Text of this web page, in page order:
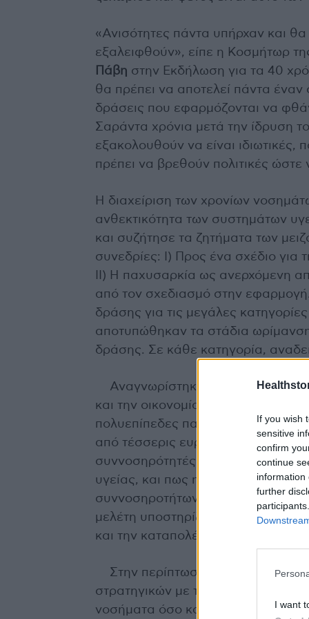
If you wish
sensitive
confirm
continue
information
further
I want
«Ανισότητες πάντα υπήρχαν και
εξαλειφθούν», είπε η Κοσμήτωρ
Πάβη στην Εκδήλωση για τα 40
θα πρέπει να αποτελεί πάντα έναν
δράσεις που εφαρμόζονται να
Σαράντα χρόνια μετά την ίδρυση
εξακολουθούν να είναι
πρέπει να βρεθούν πολιτικές ώστε
Η διαχείριση των χρονίων
ανθεκτικότητα των συστημάτων
και συζήτησε τα ζητήματα των
συνεδρίες: Ι) Προς ένα σχέδιο για
ΙΙ) Η παχυσαρκία ως ανερχόμενη
από τον σχεδιασμό στην
δράσης για τις μεγάλες
αποτυπώθηκαν τα στάδια
δράσης. Σε κάθε κατηγορία,
Αναγνωρίστηκε πως η
και την οικονομία, και ότι είναι
πολυεπίπεδες παρεμβάσεις. Κατά
από τέσσερις ευρωπαϊκές χώρες η
συννοσηρότητές της προκαλούν
υγείας, και πως η πρόληψη ή και
συννοσηροτήτων οδηγεί σε
μελέτη υποστηρίζει και προωθεί
και την καταπολέμηση της
Στην περίπτωση του καρκίνου,
στρατηγικών με τον χρόνο, με
νοσήματα όσο και στις θεραπείες.